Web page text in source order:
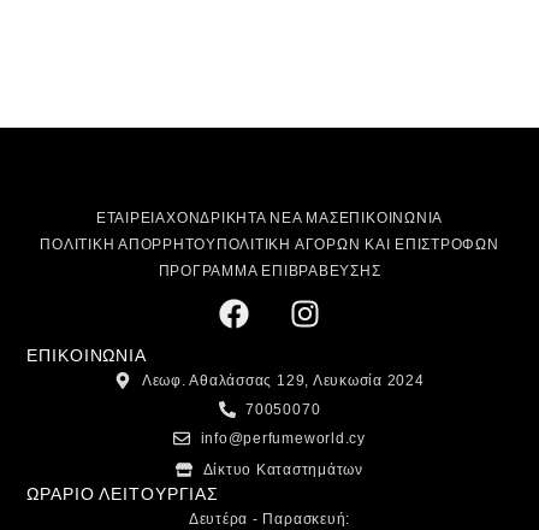
ΕΤΑΙΡΕΙΑΧΟΝΔΡΙΚΗΤΑ ΝΕΑ ΜΑΣΕΠΙΚΟΙΝΩΝΙΑ
ΠΟΛΙΤΙΚΗ ΑΠΟΡΡΗΤΟΥΠΟΛΙΤΙΚΗ ΑΓΟΡΩΝ ΚΑΙ ΕΠΙΣΤΡΟΦΩΝ
ΠΡΟΓΡΑΜΜΑ ΕΠΙΒΡΑΒΕΥΣΗΣ
ΕΠΙΚΟΙΝΩΝΙΑ
Λεωφ. Αθαλάσσας 129, Λευκωσία 2024
70050070
info@perfumeworld.cy
Δίκτυο Καταστημάτων
ΩΡΑΡΙΟ ΛΕΙΤΟΥΡΓΙΑΣ
Δευτέρα - Παρασκευή: